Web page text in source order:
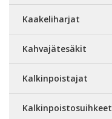
Kaakeliharjat
Kahvajätesäkit
Kalkinpoistajat
Kalkinpoistosuihkeet